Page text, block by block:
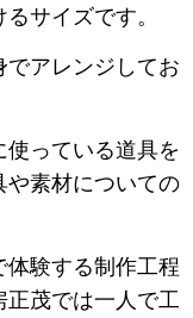
サイズです。
アレンジしてお
っている道具を
や素材についての
験する制作工程
茂では一人で工